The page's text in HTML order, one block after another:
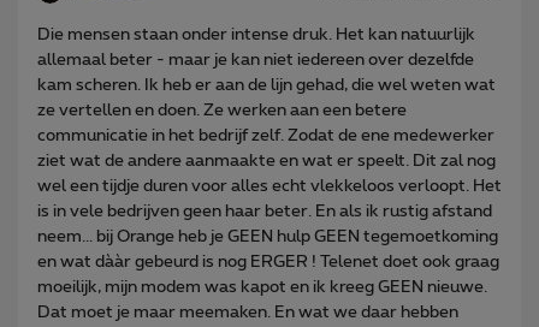
Die mensen staan onder intense druk. Het kan natuurlijk
allemaal beter - maar je kan niet iedereen over dezelfde
kam scheren. Ik heb er aan de lijn gehad, die wel weten wat
ze vertellen en doen. Ze werken aan een betere
communicatie in het bedrijf zelf. Zodat de ene medewerker
ziet wat de andere aanmaakte en wat er speelt. Dit zal nog
wel een tijdje duren voor alles echt vlekkeloos verloopt. Het
is in vele bedrijven geen haar beter. En als ik rustig afstand
neem... bij Orange heb je GEEN hulp GEEN tegemoetkoming
en wat dààr gebeurd is nog ERGER ! Telenet doet ook graag
moeilijk, mijn modem was kapot en ik kreeg GEEN nieuwe.
Dat moet je maar meemaken. En wat we daar hebben